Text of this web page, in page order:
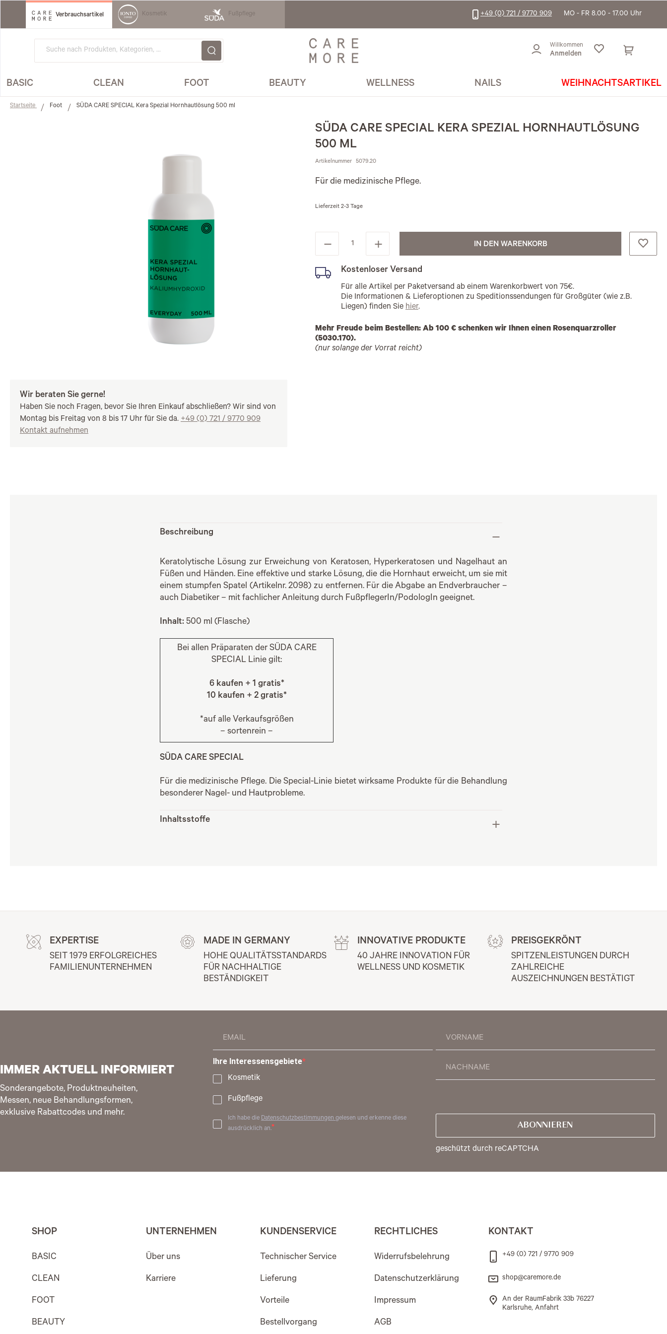
Direkt
zum
Verbrauchsartikel Kosmetik Fußpflege +49 (0) 721 / 9770 909 MO - FR 8.00 - 17.00 Uhr
Willkommen
Anmelden
BASIC CLEAN FOOT BEAUTY WELLNESS NAILS WEIHNACHTSARTIKEL
Startseite Foot SÜDA CARE SPECIAL Kera Spezial Hornhautlösung 500 ml
Wir beraten Sie gerne!
Haben Sie noch Fragen, bevor Sie Ihren Einkauf abschließen? Wir sind von
Montag bis Freitag von 8 bis 17 Uhr für Sie da. +49 (0) 721 / 9770 909
Kontakt aufnehmen
SÜDA CARE SPECIAL KERA SPEZIAL HORNHAUTLÖSUNG
500 ML
Artikelnummer 5079.20
Für die medizinische Pflege.
Lieferzeit 2-3 Tage
IN DEN WARENKORB
Kostenloser Versand
Für alle Artikel per Paketversand ab einem Warenkorbwert von 75€.
Die Informationen & Lieferoptionen zu Speditionssendungen für Großgüter (wie z.B.
Liegen) finden Sie hier.
Mehr Freude beim Bestellen: Ab 100 € schenken wir Ihnen einen Rosenquarzroller
(5030.170).
(nur solange der Vorrat reicht)
Beschreibung
Keratolytische Lösung zur Erweichung von Keratosen, Hyperkeratosen und Nagelhaut an
Füßen und Händen. Eine effektive und starke Lösung, die die Hornhaut erweicht, um sie mit
einem stumpfen Spatel (Artikelnr. 2098) zu entfernen. Für die Abgabe an Endverbraucher –
auch Diabetiker – mit fachlicher Anleitung durch FußpflegerIn/PodologIn geeignet.
Inhalt: 500 ml (Flasche)
Bei allen Präparaten der SÜDA CARE
SPECIAL Linie gilt:
6 kaufen + 1 gratis*
10 kaufen + 2 gratis*
*auf alle Verkaufsgrößen
– sortenrein –
SÜDA CARE SPECIAL
Für die medizinische Pflege. Die Special-Linie bietet wirksame Produkte für die Behandlung
besonderer Nagel- und Hautprobleme.
Inhaltsstoffe
EXPERTISE
SEIT 1979 ERFOLGREICHES
FAMILIENUNTERNEHMEN
MADE IN GERMANY
HOHE QUALITÄTSSTANDARDS
FÜR NACHHALTIGE
BESTÄNDIGKEIT
INNOVATIVE PRODUKTE
40 JAHRE INNOVATION FÜR
WELLNESS UND KOSMETIK
PREISGEKRÖNT
SPITZENLEISTUNGEN DURCH
ZAHLREICHE
AUSZEICHNUNGEN BESTÄTIGT
IMMER AKTUELL INFORMIERT
Sonderangebote, Produktneuheiten,
Messen, neue Behandlungsformen,
exklusive Rabattcodes und mehr.
Ihre Interessensgebiete
Kosmetik
Fußpflege
Ich habe dieDatenschutzbestimmungengelesen und erkenne diese
ausdrücklich an.
ABONNIEREN
geschützt durch reCAPTCHA
SHOP
BASIC
CLEAN
FOOT
BEAUTY
UNTERNEHMEN
Über uns
Karriere
KUNDENSERVICE
Technischer Service
Lieferung
Vorteile
Bestellvorgang
RECHTLICHES
Widerrufsbelehrung
Datenschutzerklärung
Impressum
AGB
KONTAKT
+49 (0) 721 / 9770 909
shop@caremore.de
An der RaumFabrik 33b 76227
Karlsruhe, Anfahrt